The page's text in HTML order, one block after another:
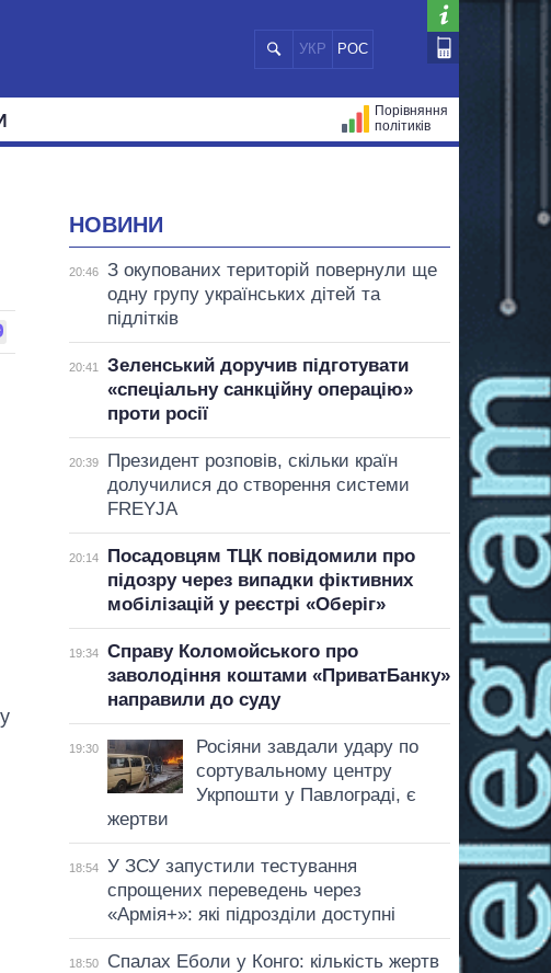
УКР РОС
Порівняння
політиків
НОВИНИ
20:46
З окупованих територій повернули ще
одну групу українських дітей та
підлітків
20:41
Зеленський доручив підготувати
«спеціальну санкційну операцію»
проти росії
20:39
Президент розповів, скільки країн
долучилися до створення системи
FREYJA
20:14
Посадовцям ТЦК повідомили про
підозру через випадки фіктивних
мобілізацій у реєстрі «Оберіг»
19:34
Справу Коломойського про
заволодіння коштами «ПриватБанку»
направили до суду
19:30
Росіяни завдали удару по
сортувальному центру
Укрпошти у Павлограді, є
жертви
18:54
У ЗСУ запустили тестування
спрощених переведень через
«Армія+»: які підрозділи доступні
18:50
Спалах Еболи у Конго: кількість жертв